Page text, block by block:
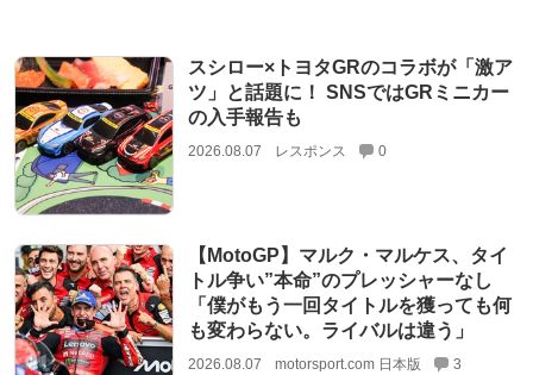
スシロー×トヨタGRのコラボが「激ア
ツ」と話題に！ SNSではGRミニカー
の入手報告も
2026.08.07 レスポンス 0
【MotoGP】マルク・マルケス、タイ
トル争い”本命”のプレッシャーなし
「僕がもう一回タイトルを獲っても何
も変わらない。ライバルは違う」
2026.08.07 motorsport.com 日本版 3